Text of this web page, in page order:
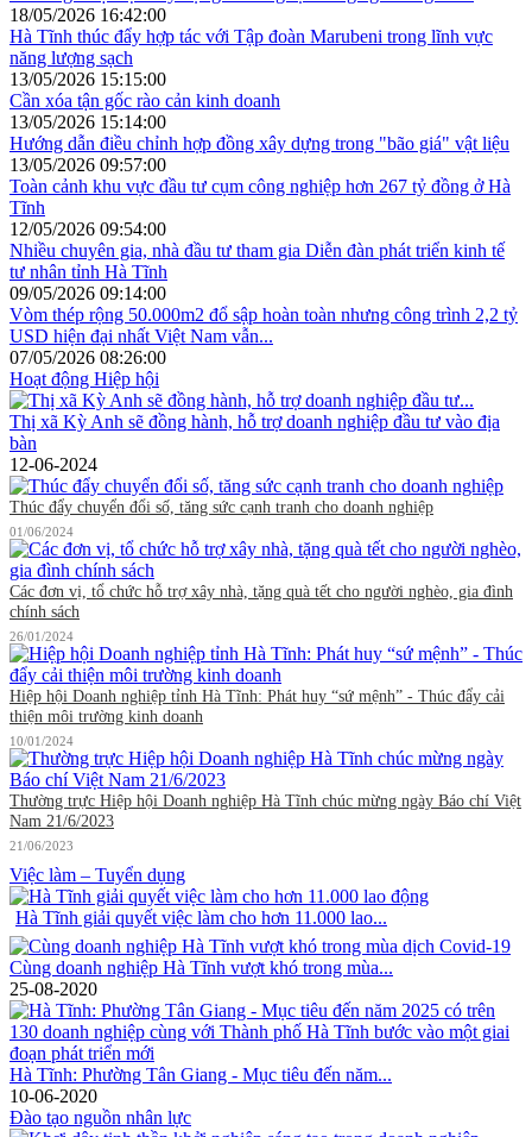
18/05/2026 16:42:00
Hà Tĩnh thúc đẩy hợp tác với Tập đoàn Marubeni trong lĩnh vực
năng lượng sạch
13/05/2026 15:15:00
Cần xóa tận gốc rào cản kinh doanh
13/05/2026 15:14:00
Hướng dẫn điều chỉnh hợp đồng xây dựng trong "bão giá" vật liệu
13/05/2026 09:57:00
Toàn cảnh khu vực đầu tư cụm công nghiệp hơn 267 tỷ đồng ở Hà
Tĩnh
12/05/2026 09:54:00
Nhiều chuyên gia, nhà đầu tư tham gia Diễn đàn phát triển kinh tế
tư nhân tỉnh Hà Tĩnh
09/05/2026 09:14:00
Vòm thép rộng 50.000m2 đổ sập hoàn toàn nhưng công trình 2,2 tỷ
USD hiện đại nhất Việt Nam vẫn...
07/05/2026 08:26:00
Hoạt động Hiệp hội
Thị xã Kỳ Anh sẽ đồng hành, hỗ trợ doanh nghiệp đầu tư vào địa
bàn
12-06-2024
Thúc đẩy chuyển đổi số, tăng sức cạnh tranh cho doanh nghiệp
01/06/2024
Các đơn vị, tổ chức hỗ trợ xây nhà, tặng quà tết cho người nghèo, gia đình
chính sách
26/01/2024
Hiệp hội Doanh nghiệp tỉnh Hà Tĩnh: Phát huy “sứ mệnh” - Thúc đẩy cải
thiện môi trường kinh doanh
10/01/2024
Thường trực Hiệp hội Doanh nghiệp Hà Tĩnh chúc mừng ngày Báo chí Việt
Nam 21/6/2023
21/06/2023
Việc làm – Tuyển dụng
Hà Tĩnh giải quyết việc làm cho hơn 11.000 lao...
Cùng doanh nghiệp Hà Tĩnh vượt khó trong mùa...
25-08-2020
Hà Tĩnh: Phường Tân Giang - Mục tiêu đến năm...
10-06-2020
Đào tạo nguồn nhân lực